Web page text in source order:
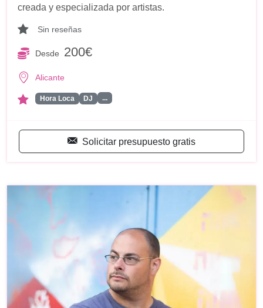
creada y especializada por artistas.
Sin reseñas
Desde 200€
Alicante
Hora Loca DJ ...
Solicitar presupuesto gratis